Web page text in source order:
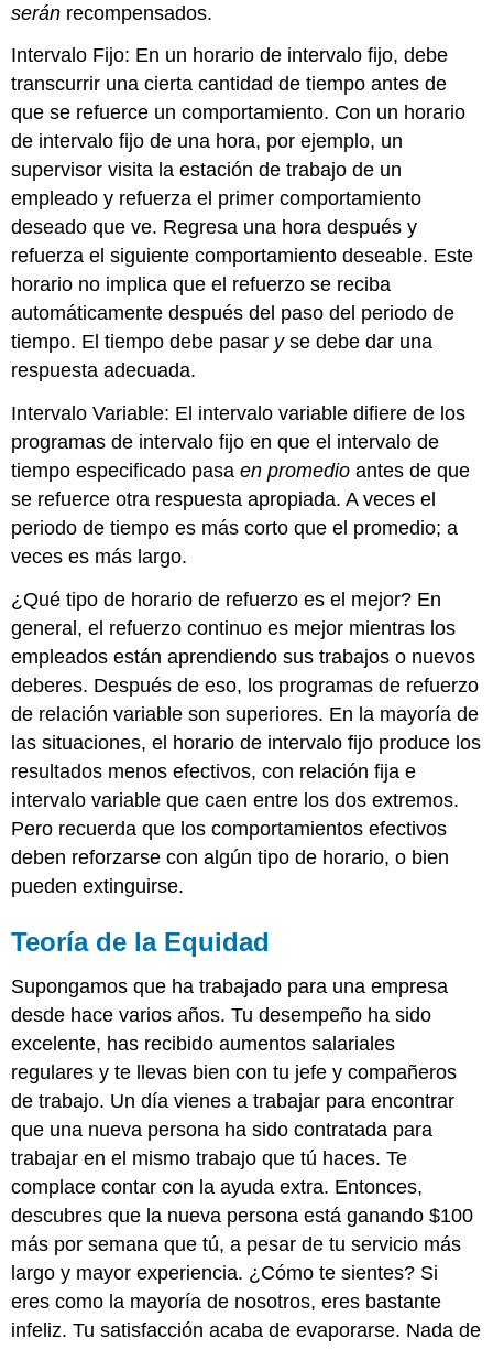
serán recompensados.
Intervalo Fijo: En un horario de intervalo fijo, debe
transcurrir una cierta cantidad de tiempo antes de
que se refuerce un comportamiento. Con un horario
de intervalo fijo de una hora, por ejemplo, un
supervisor visita la estación de trabajo de un
empleado y refuerza el primer comportamiento
deseado que ve. Regresa una hora después y
refuerza el siguiente comportamiento deseable. Este
horario no implica que el refuerzo se reciba
automáticamente después del paso del periodo de
tiempo. El tiempo debe pasar yse debe dar una
respuesta adecuada.
Intervalo Variable: El intervalo variable difiere de los
programas de intervalo fijo en que el intervalo de
tiempo especificado pasaen promedio antes de que
se refuerce otra respuesta apropiada. A veces el
periodo de tiempo es más corto que el promedio; a
veces es más largo.
¿Qué tipo de horario de refuerzo es el mejor? En
general, el refuerzo continuo es mejor mientras los
empleados están aprendiendo sus trabajos o nuevos
deberes. Después de eso, los programas de refuerzo
de relación variable son superiores. En la mayoría de
las situaciones, el horario de intervalo fijo produce los
resultados menos efectivos, con relación fija e
intervalo variable que caen entre los dos extremos.
Pero recuerda que los comportamientos efectivos
deben reforzarse con algún tipo de horario, o bien
pueden extinguirse.
Teoría de la Equidad
Supongamos que ha trabajado para una empresa
desde hace varios años. Tu desempeño ha sido
excelente, has recibido aumentos salariales
regulares y te llevas bien con tu jefe y compañeros
de trabajo. Un día vienes a trabajar para encontrar
que una nueva persona ha sido contratada para
trabajar en el mismo trabajo que tú haces. Te
complace contar con la ayuda extra. Entonces,
descubres que la nueva persona está ganando $100
más por semana que tú, a pesar de tu servicio más
largo y mayor experiencia. ¿Cómo te sientes? Si
eres como la mayoría de nosotros, eres bastante
infeliz. Tu satisfacción acaba de evaporarse. Nada de